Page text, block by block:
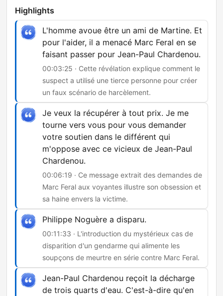
Highlights
L'homme avoue être un ami de Martine. Et
pour l'aider, il a menacé Marc Feral en se
faisant passer pour Jean-Paul Chardenou.
00:03:25 · Cette révélation explique comment le
suspect a utilisé une tierce personne pour créer
un faux scénario de harcèlement.
Je veux la récupérer à tout prix. Je me
tourne vers vous pour vous demander
votre soutien dans le différent qui
m'oppose avec ce vicieux de Jean-Paul
Chardenou.
00:06:19 · Ce message extrait des demandes de
Marc Feral aux voyantes illustre son obsession et
sa haine envers la victime.
Philippe Noguère a disparu.
00:11:33 · L'introduction du mystérieux cas de
disparition d'un gendarme qui alimente les
soupçons de meurtre en série contre Marc Feral.
Jean-Paul Chardenou reçoit la décharge
de trois quarts d'eau. C'est-à-dire qu'en